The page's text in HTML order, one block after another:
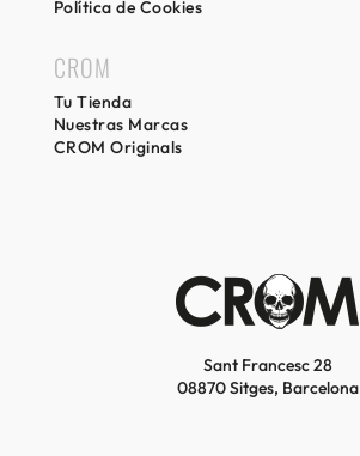
Política de Cookies
CROM
Tu Tienda
Nuestras Marcas
CROM Originals
Sant Francesc 28
08870 Sitges, Barcelona